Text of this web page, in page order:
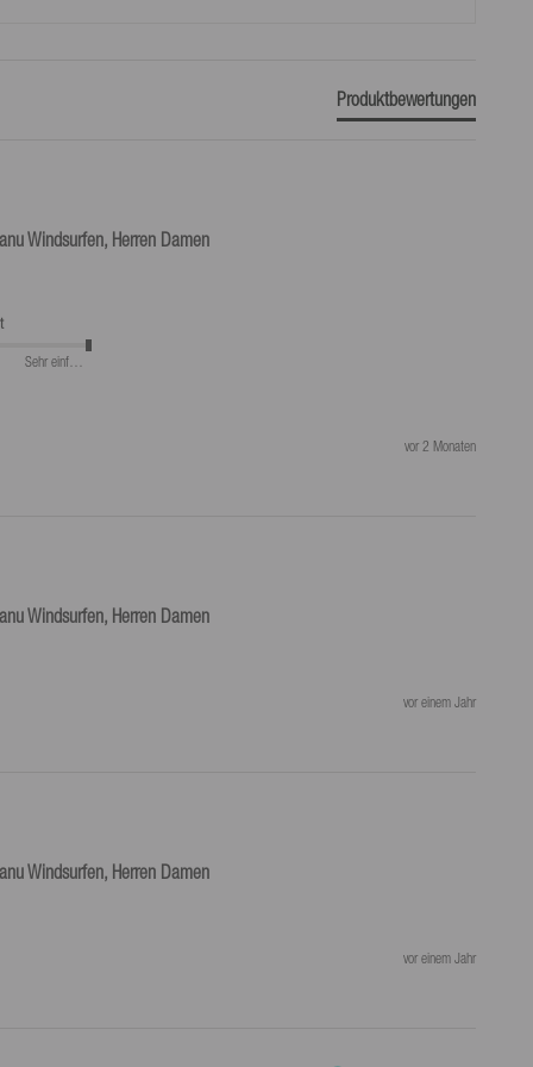
Produktbewertungen
Windsurfen, Herren Damen
Sehr einfach
vor 2 Monaten
Windsurfen, Herren Damen
vor einem Jahr
Windsurfen, Herren Damen
vor einem Jahr